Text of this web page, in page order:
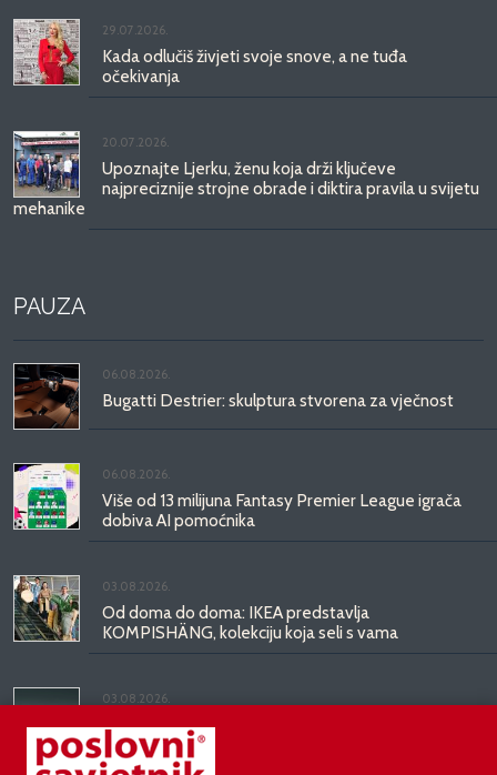
29.07.2026.
Kada odlučiš živjeti svoje snove, a ne tuđa
očekivanja
20.07.2026.
Upoznajte Ljerku, ženu koja drži ključeve
najpreciznije strojne obrade i diktira pravila u svijetu
mehanike
PAUZA
06.08.2026.
Bugatti Destrier: skulptura stvorena za vječnost
06.08.2026.
Više od 13 milijuna Fantasy Premier League igrača
dobiva AI pomoćnika
03.08.2026.
Od doma do doma: IKEA predstavlja
KOMPISHÄNG, kolekciju koja seli s vama
03.08.2026.
Kineski BYD predstavio luksuznu limuzinu veću od
Mercedesove S-klase, obećava domet do 1.000
kilometara